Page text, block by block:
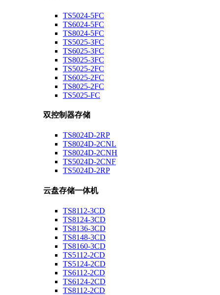
TS5024-5FC
TS6024-5FC
TS8024-5FC
TS5025-3FC
TS6025-3FC
TS8025-3FC
TS5025-2FC
TS6025-2FC
TS8025-2FC
TS5025-FC
双控制器存储
TS8024D-2RP
TS8024D-2CNL
TS8024D-2CNH
TS5024D-2CNF
TS5024D-2RP
云盘存储一体机
TS8112-3CD
TS8124-3CD
TS8136-3CD
TS8148-3CD
TS8160-3CD
TS5112-2CD
TS5124-2CD
TS6112-2CD
TS6124-2CD
TS8112-2CD